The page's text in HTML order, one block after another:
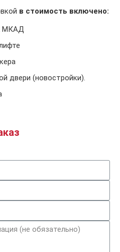
в стоимость включено:
МКАД
двери (новостройки).